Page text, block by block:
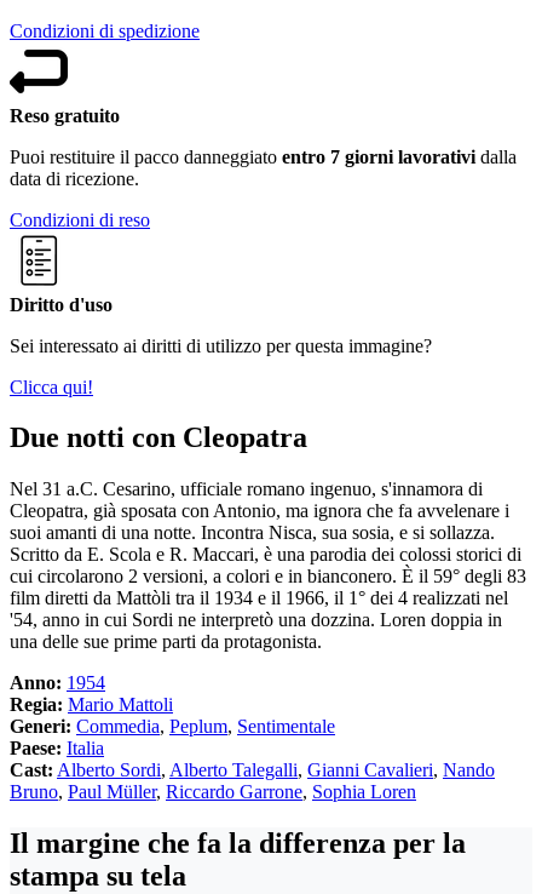
Condizioni di spedizione
Reso gratuito
Puoi restituire il pacco danneggiato entro 7 giorni lavorativi dalla
data di ricezione.
Condizioni di reso
Diritto d'uso
Sei interessato ai diritti di utilizzo per questa immagine?
Clicca qui!
Due notti con Cleopatra
Nel 31 a.C. Cesarino, ufficiale romano ingenuo, s'innamora di
Cleopatra, già sposata con Antonio, ma ignora che fa avvelenare i
suoi amanti di una notte. Incontra Nisca, sua sosia, e si sollazza.
Scritto da E. Scola e R. Maccari, è una parodia dei colossi storici di
cui circolarono 2 versioni, a colori e in bianconero. È il 59° degli 83
film diretti da Mattòli tra il 1934 e il 1966, il 1° dei 4 realizzati nel
'54, anno in cui Sordi ne interpretò una dozzina. Loren doppia in
una delle sue prime parti da protagonista.
Anno: 1954
Regia: Mario Mattoli
Generi: Commedia, Peplum, Sentimentale
Paese: Italia
Cast: Alberto Sordi, Alberto Talegalli, Gianni Cavalieri, Nando
Bruno, Paul Müller, Riccardo Garrone, Sophia Loren
Il margine che fa la differenza per la
stampa su tela